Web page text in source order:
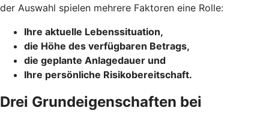
der Auswahl spielen mehrere Faktoren eine Rolle:
Ihre aktuelle Lebenssituation,
die Höhe des verfügbaren Betrags,
die geplante Anlagedauer und
Ihre persönliche Risikobereitschaft.
Drei Grundeigenschaften bei